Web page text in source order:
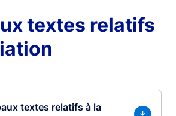
textes relatifs
textes relatifs à la